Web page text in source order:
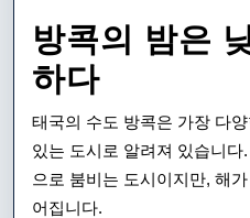
방콕의 밤은
하다
태국의 수도 방콕은 가장 다
있는 도시로 알려져 있습니
으로 붐비는 도시이지만, 해
어집니다.